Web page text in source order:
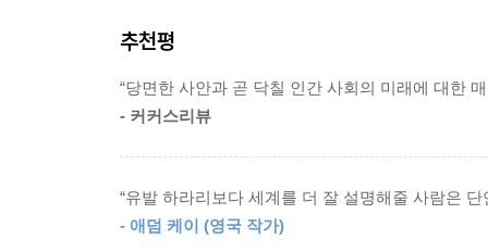
실적인 비전이다. 그보다는 한 나라나 심지어 도
는 뜻이다. 민족주의 감정은 별 도움이 안 될 가능
_7. 민족주의
한 정보와 비밀 작전을 동원해 테러를 지원하는
테러범들이 세계무역센터를 무너뜨리는 드라마
테러에 어떻게 대처해야 하는가? 도널드 트럼
정보기술과 생명기술의 비약적인 발전이 이끄는
심대해서 삶의 기본 구조마저 바꾸어놓을 것이
추천평
“당면한 사안과 곧 닥칠 인간 사회의 미래에 대한
- 커커스리뷰
“유발 하라리보다 세계를 더 잘 설명해줄 사람은
- 애덤 케이 (영국 작가)